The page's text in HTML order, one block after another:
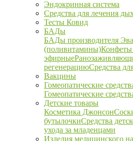
Эндокринная система
Средства для лечения
Тесты Ковид
БАДы
БАДы производителя
(поливитамины)
эфирные
регенерациюСредства
Вакцины
Гомеопатические
Гомеопатические
Детские товары
Косметика Джонсон
бутылочкиСредства
ухода за младенцами
Изделия медицинского